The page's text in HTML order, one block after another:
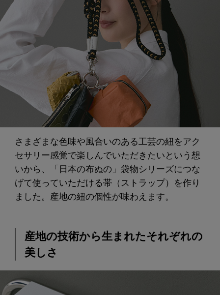
さまざまな色味や風合いのある工芸の紐をアク
セサリー感覚で楽しんでいただきたいという想
いから、「日本の布ぬの」袋物シリーズにつな
げて使っていただける帯（ストラップ）を作り
ました。産地の紐の個性が味わえます。
産地の技術から生まれたそれぞれの
美しさ